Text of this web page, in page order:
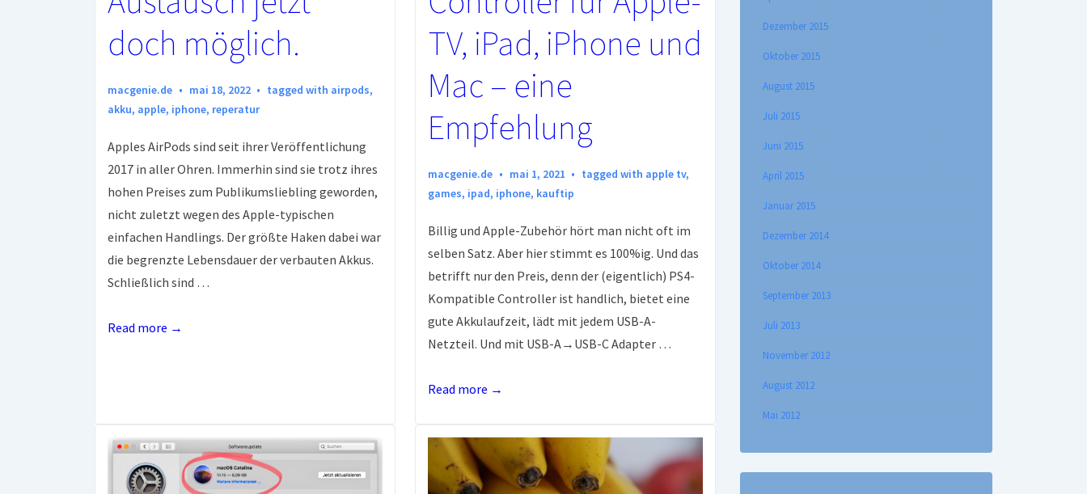
doch möglich.
macgenie.de mai 18, 2022 tagged with airpods,
akku, apple, iphone, reperatur
Apples AirPods sind seit ihrer Veröffentlichung
2017 in aller Ohren. Immerhin sind sie trotz ihres
hohen Preises zum Publikumsliebling geworden,
nicht zuletzt wegen des Apple-typischen
einfachen Handlings. Der größte Haken dabei war
die begrenzte Lebensdauer der verbauten Akkus.
Schließlich sind …
NEU:
doch
möglich.
Read more →
TV, iPad, iPhone und
Mac – eine
Empfehlung
macgenie.de mai 1, 2021 tagged with apple tv,
games, ipad, iphone, kauftip
Billig und Apple-Zubehör hört man nicht oft im
selben Satz. Aber hier stimmt es 100%ig. Und das
betrifft nur den Preis, denn der (eigentlich) PS4-
Kompatible Controller ist handlich, bietet eine
gute Akkulaufzeit, lädt mit jedem USB-A-
Netzteil. Und mit USB-A→USB-C Adapter …
Billiger
Controller
Apple-
Read more →
Dezember 2015
Oktober 2015
August 2015
Juli 2015
Juni 2015
April 2015
Januar 2015
Dezember 2014
Oktober 2014
September 2013
Juli 2013
November 2012
August 2012
Mai 2012